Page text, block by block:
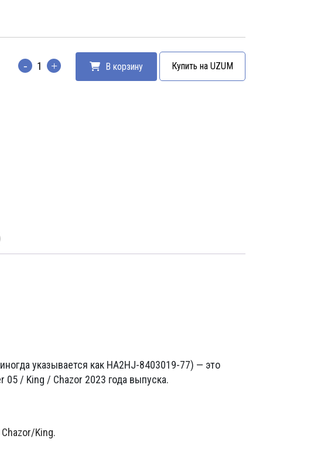
Количество В корзину Купить на UZUM
указывается как HA2HJ-8403019-77) — это
05 / King / Chazor 2023 года выпуска.
King.